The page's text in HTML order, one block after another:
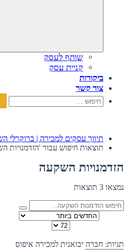
שותף לעסק
קניית עסק
ביקורות
צור קשר
חיפוש:
תיווך עסקים למכירה | ברוקרלי
תוצאות חיפוש עבור 'הזדמנויות
הזדמנויות השקעה
נמצאו 3 תוצאות
תגיות: חברה יבואנית למכירה איפוס